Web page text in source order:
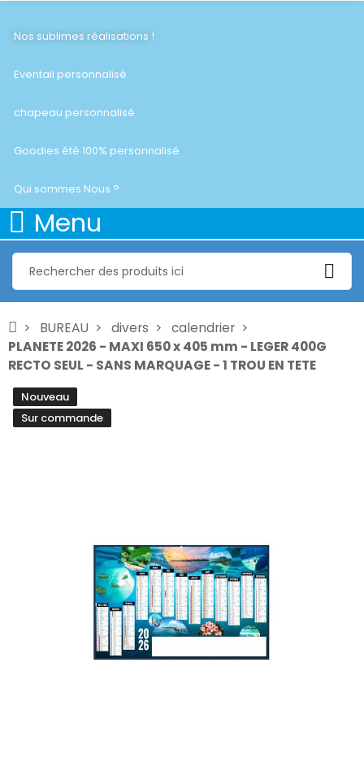
Nos sublimes réalisations !
Eventail personnalisé
chapeau personnalisé
Goodies été 100% personnalisé
Qui sommes Nous ?
Menu
BUREAU divers
calendrier
PLANETE 2026 - MAXI 650 x 405 mm - LEGER 400G
RECTO SEUL - SANS MARQUAGE - 1 TROU EN TETE
Nouveau
Sur commande